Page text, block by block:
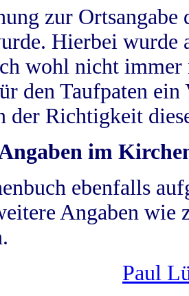
zur
Hierbei wurde
wohl nicht
den Taufpaten
der Richtigkeit
im
ebenfalls
Angaben wie
Paul